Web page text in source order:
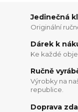
Jedinečná
Originální
Dárek k
Ke každé
Ručně
Výrobky na
republice.
Doprava